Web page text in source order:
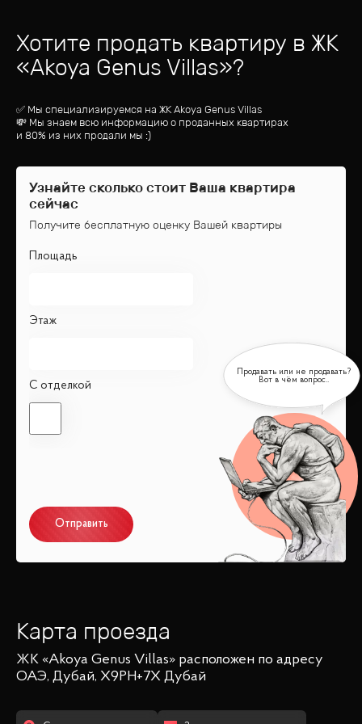
Хотите продать квартиру в ЖК
«Akoya Genus Villas»?
✅ Мы специализируемся на ЖКAkoya Genus Villas
💸 Мы знаем всю информацию о проданных квартирах
и 80% из них продали мы :)
Узнайте сколько стоит Ваша квартира
сейчас
Получите бесплатную оценку Вашей квартиры
Площадь
Этаж
С отделкой
Отправить
Карта проезда
ЖК «Akoya Genus Villas» расположен по адресу
ОАЭ, Дубай, X9PH+7X Дубай